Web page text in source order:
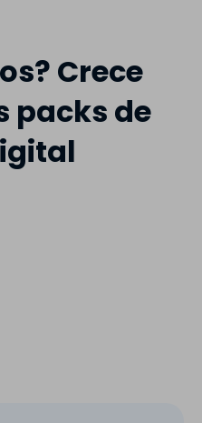
Crece
packs de